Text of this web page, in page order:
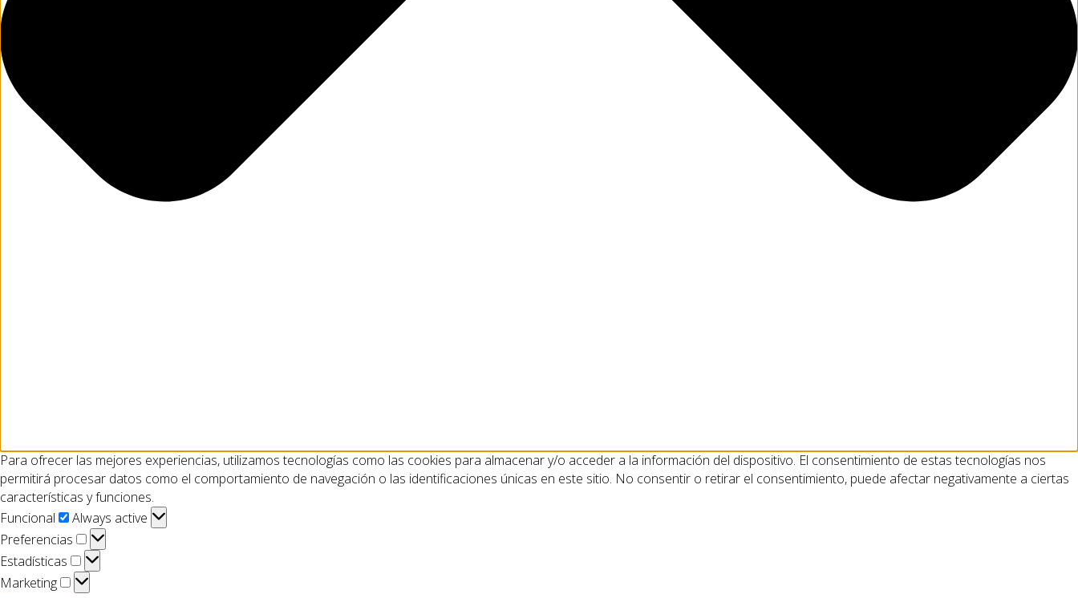
Para ofrecer las mejores experiencias, utilizamos tecnologías como las cookies para almacenar y/o acceder a la información del dispositivo. El consentimiento de estas tecnologías nos
permitirá procesar datos como el comportamiento de navegación o las identificaciones únicas en este sitio. No consentir o retirar el consentimiento, puede afectar negativamente a ciertas
características y funciones.
Funcional
Funcional
Always active
Preferencias
Preferencias
Estadísticas
Estadísticas
Marketing
Marketing